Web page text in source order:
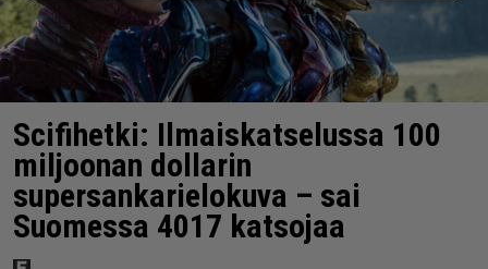
Scifihetki: Ilmaiskatselussa 100
miljoonan dollarin
supersankarielokuva – sai
Suomessa 4017 katsojaa